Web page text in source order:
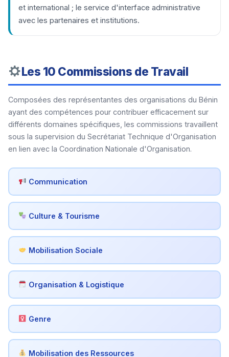
et international ; le service d'interface administrative
avec les partenaires et institutions.
Les 10 Commissions de Travail
Composées des représentantes des organisations du Bénin
ayant des compétences pour contribuer efficacement sur
différents domaines spécifiques, les commissions travaillent
sous la supervision du Secrétariat Technique d'Organisation
en lien avec la Coordination Nationale d'Organisation.
Communication
Culture & Tourisme
Mobilisation Sociale
Organisation & Logistique
Genre
Mobilisation des Ressources